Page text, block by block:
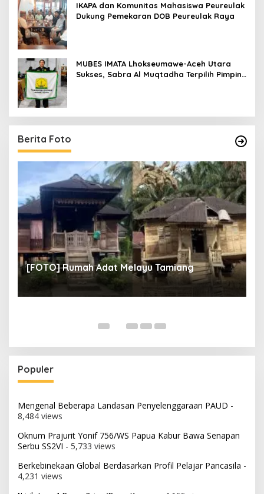
IKAPA dan Komunitas Mahasiswa Peureulak
Dukung Pemekaran DOB Peureulak Raya
MUBES IMATA Lhokseumawe-Aceh Utara
Sukses, Sabra Al Muqtadha Terpilih Pimpin
Berita Foto
[FOTO] Rumah Adat Melayu Tamiang
Populer
Mengenal Beberapa Landasan Penyelenggaraan PAUD -
8,484 views
Oknum Prajurit Yonif 756/WS Papua Kabur Bawa Senapan
Serbu SS2VI - 5,733 views
Berkebinekaan Global Berdasarkan Profil Pelajar Pancasila -
4,231 views